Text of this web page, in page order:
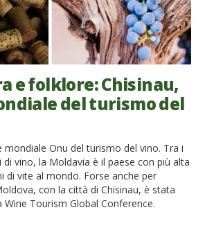
e folklore: Chisinau,
del turismo del
mondiale Onu del turismo del vino. Tra i
vino, la Moldavia è il paese con più alta
di vite al mondo. Forse anche per
con la città di Chisinau, è stata
Tourism Global Conference.